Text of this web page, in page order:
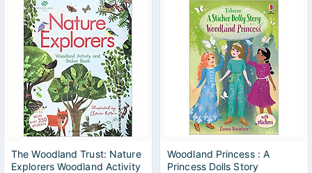
The Woodland Trust: Nature
Explorers Woodland Activity
Woodland Princess : A
Princess Dolls Story